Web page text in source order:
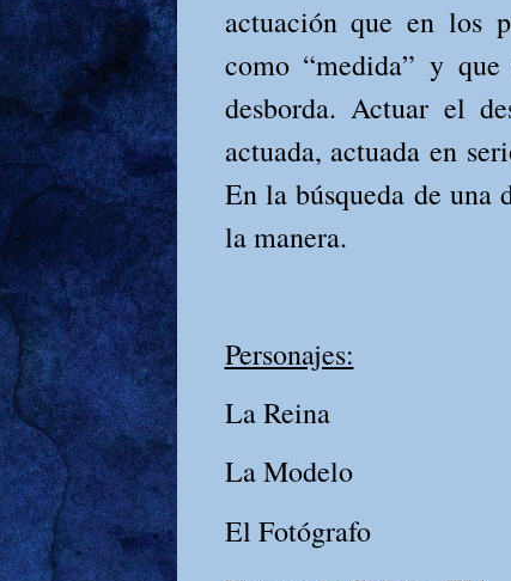
actuación que en los
como “medida” y
desborda. Actuar el
actuada, actuada en
En la búsqueda de una
la manera.
Personajes:
La Reina
La Modelo
El Fotógrafo